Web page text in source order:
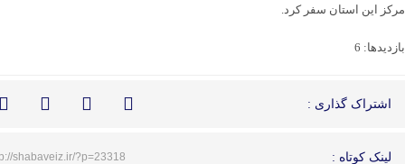
مرکز این استان سفر کرد.
بازدیدها: 6
اشتراک گذاری :
لینک کوتاه : shabaveiz.ir/?p=23318